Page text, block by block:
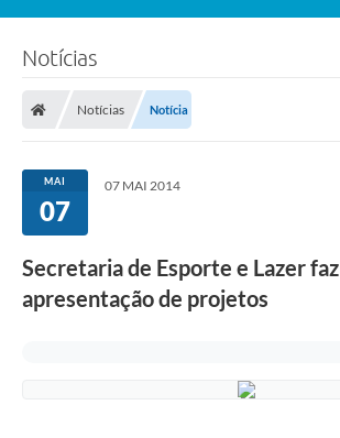
Notícias
Notícias Notícia
MAI
07
07 MAI 2014
Secretaria de Esporte e Lazer faz
apresentação de projetos